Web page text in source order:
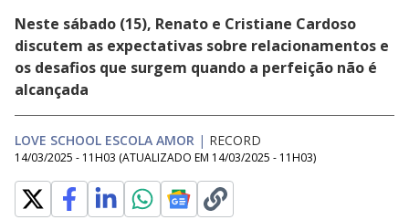
Neste sábado (15), Renato e Cristiane Cardoso
discutem as expectativas sobre relacionamentos e
os desafios que surgem quando a perfeição não é
alcançada
LOVE SCHOOL ESCOLA AMOR | RECORD
14/03/2025 - 11H03 (ATUALIZADO EM 14/03/2025 - 11H03)